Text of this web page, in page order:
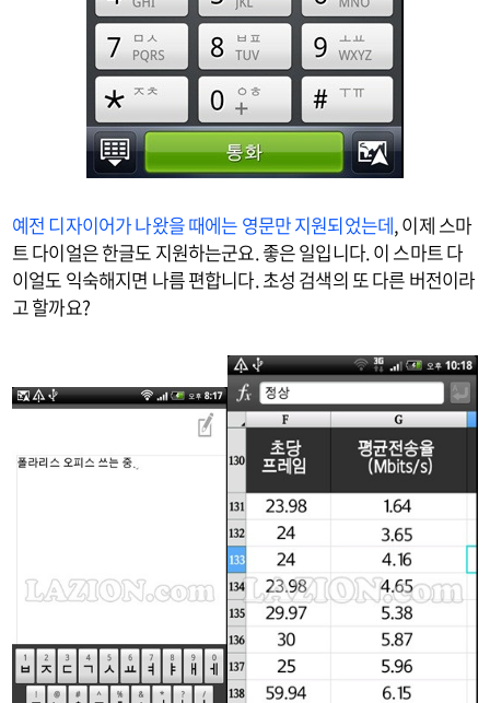
예전 디자이어가 나왔을 때에는 영문만 지원되었는데, 이제 스마
트 다이얼은 한글도 지원하는군요. 좋은 일입니다. 이 스마트 다
이얼도 익숙해지면 나름 편합니다. 초성 검색의 또 다른 버전이라
고 할까요?